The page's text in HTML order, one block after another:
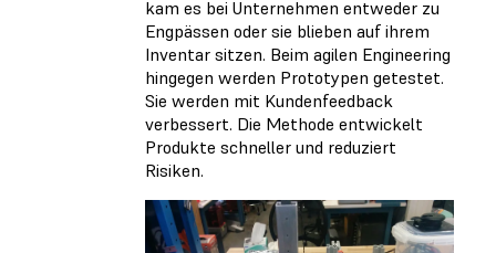
kam es bei Unternehmen entweder zu
Engpässen oder sie blieben auf ihrem
Inventar sitzen. Beim agilen Engineering
hingegen werden Prototypen getestet.
Sie werden mit Kundenfeedback
verbessert. Die Methode entwickelt
Produkte schneller und reduziert
Risiken.